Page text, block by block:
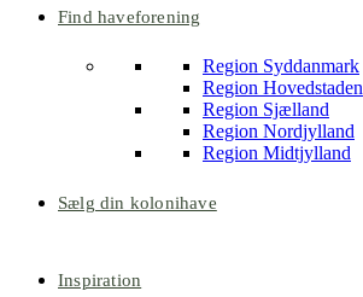
Find haveforening
Region Syddanmark
Region Hovedstaden
Region Sjælland
Region Nordjylland
Region Midtjylland
Sælg din kolonihave
Inspiration